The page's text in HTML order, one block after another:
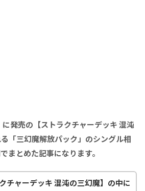
発売の【ストラクチャーデッキ 混沌
「三幻魔解放パック」のシングル相
まとめた記事になります。
クチャーデッキ 混沌の三幻魔】の中に